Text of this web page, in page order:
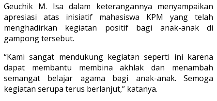
Geuchik M. Isa dalam keterangannya menyampaikan
apresiasi atas inisiatif mahasiswa KPM yang telah
menghadirkan kegiatan positif bagi anak-anak di
gampong tersebut.
“Kami sangat mendukung kegiatan seperti ini karena
dapat membantu membina akhlak dan menambah
semangat belajar agama bagi anak-anak. Semoga
kegiatan serupa terus berlanjut,” katanya.